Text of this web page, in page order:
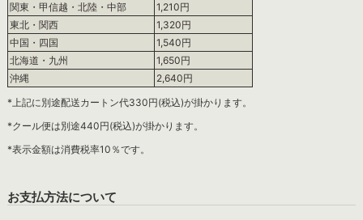
関東・甲信越・北陸・中部
1,210円
東北・関西
1,320円
中国・四国
1,540円
北海道・九州
1,650円
沖縄
2,640円
*上記に別途配送カートン代330円(税込)が掛かります。
*クール便は別途440円(税込)が掛かります。
*表示金額は消費税率10％です。
お支払方法について